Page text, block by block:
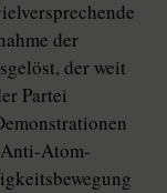
der
der weit
Partei
Anti-Atom-